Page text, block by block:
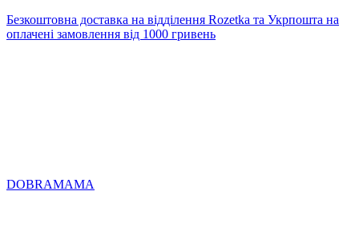
Безкоштовна доставка на відділення Rozetka та Укрпошта на
оплачені замовлення від 1000 гривень
DOBRAMAMA